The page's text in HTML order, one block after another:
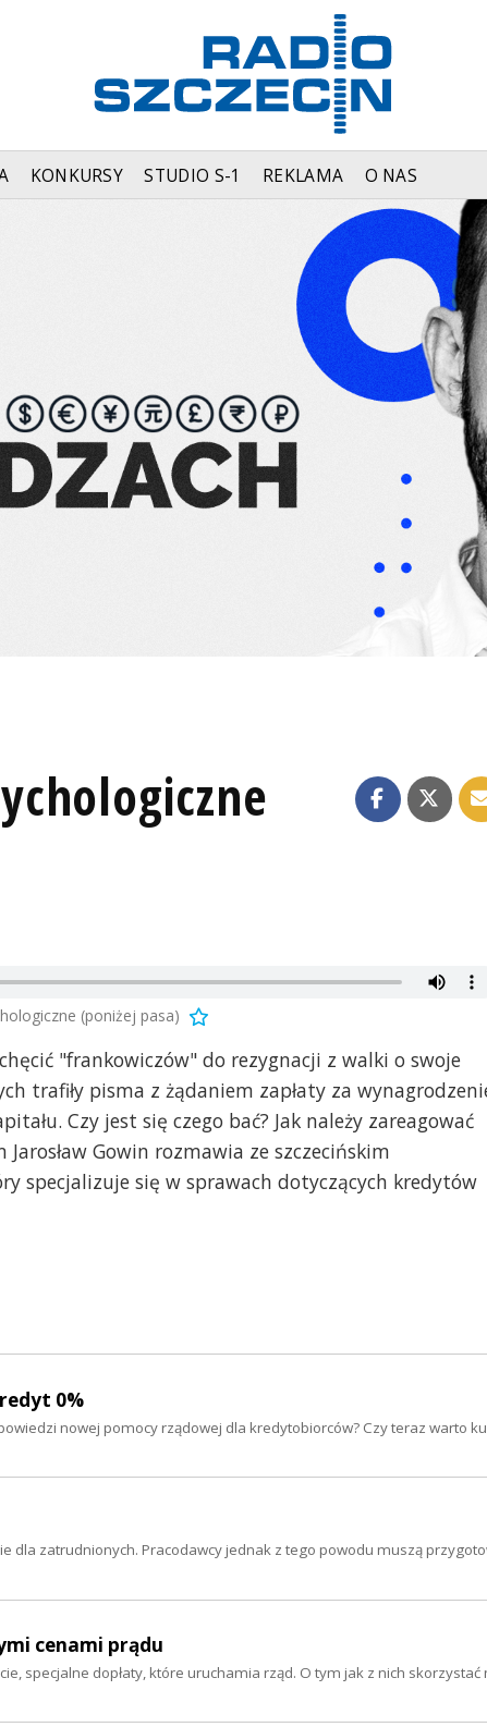
KONKURSY STUDIO S-1 REKLAMA O NAS
(poniżej pasa)
"frankowiczów" do rezygnacji z walki o swoje
trafiły pisma z żądaniem zapłaty za
Czy jest się czego bać? Jak należy zareagować
Gowin rozmawia ze szczecińskim
specjalizuje się w sprawach dotyczących kredytów
0%
nowej pomocy rządowej dla kredytobiorców? Czy teraz warto
dla zatrudnionych. Pracodawcy jednak z tego powodu muszą
cenami prądu
specjalne dopłaty, które uruchamia rząd. O tym jak z nich skorzystać